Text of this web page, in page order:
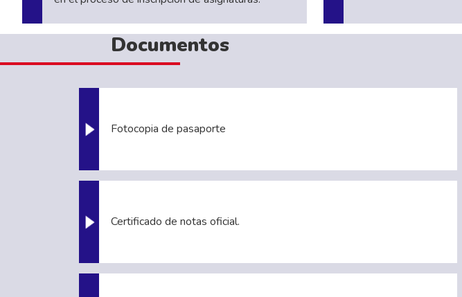
Documentos
Fotocopia de pasaporte
Certificado de notas oficial.